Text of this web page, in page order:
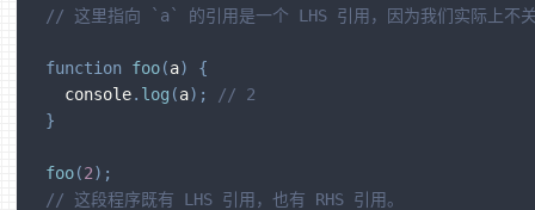
// 这里指向 `a` 的引用是一个 LHS 引用，因为我们实际上不
function foo(a)
{
  console
. log (a) ;
// 2
}
foo(2) ;
// 这段程序既有 LHS 引用，也有 RHS 引用。